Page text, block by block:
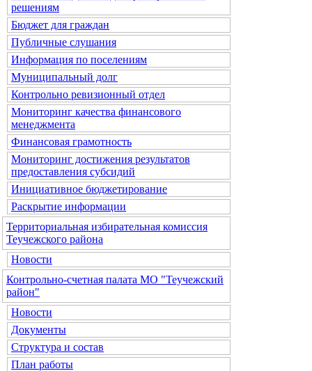
решениям
Бюджет для граждан
Публичные слушания
Информация по поселениям
Муниципальный долг
Контрольно ревизионный отдел
Мониторинг качества финансового
менеджмента
Финансовая грамотность
Мониторинг достижения результатов
предоставления субсидий
Инициативное бюджетирование
Раскрытие информации
Территориальная избирательная комиссия
Теучежского района
Новости
Контрольно-счетная палата МО "Теучежский
район"
Новости
Документы
Структура и состав
План работы